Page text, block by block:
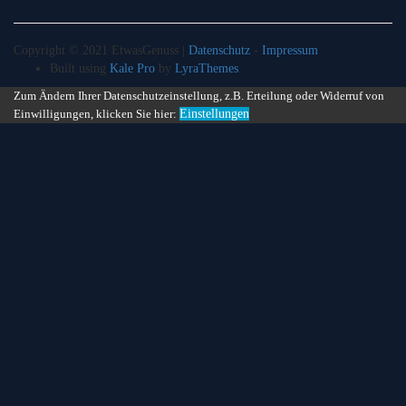
Copyright © 2021 EtwasGenuss | Datenschutz - Impressum
Built using Kale Pro by LyraThemes
Zum Ändern Ihrer Datenschutzeinstellung, z.B. Erteilung oder Widerruf von
Einwilligungen, klicken Sie hier: Einstellungen